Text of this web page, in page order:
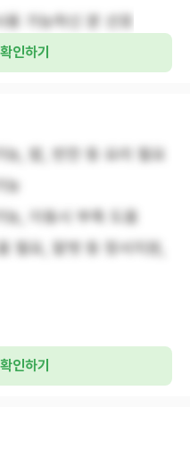
용 가능하신 분 선호
인하기
능, 밥, 반찬 등 요리 필요
능
능, 이동시 부축 도움
필요, 말벗 등 정서지원,
인하기